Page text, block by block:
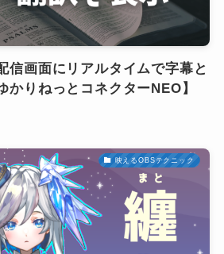
信画面にリアルタイムで字幕と
かりねっとコネクターNEO】
映えるOBSテクニック